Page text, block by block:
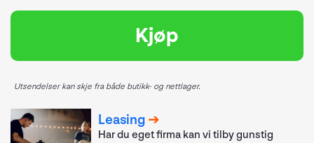
Kjøp
Utsendelser kan skje fra både butikk- og nettlager.
Leasing
Har du eget firma kan vi tilby gunstig